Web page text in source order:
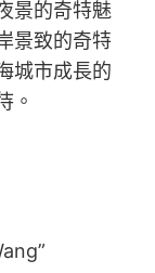
景的奇特魅
景致的奇特
城市成長的
。